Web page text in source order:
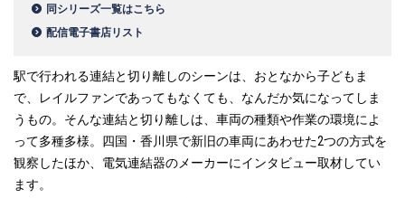
同シリーズ一覧はこちら
配信電子書店リスト
駅で行われる連結と切り離しのシーンは、おとなから子どもま
で、レイルファンであってもなくても、なんだか気になってしま
うもの。そんな連結と切り離しは、車両の種類や作業の環境によ
って多種多様。四国・香川県で新旧の車両にあわせた2つの方式を
観察したほか、電気連結器のメーカーにインタビュー取材してい
ます。